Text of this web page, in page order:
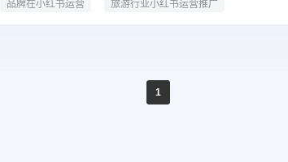
品牌在小红书运营 旅游行业小红书运营推广
1